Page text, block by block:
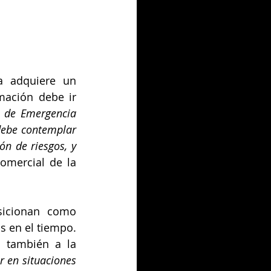
adquiere un
debe ir
Emergencia
contemplar
de riesgos, y
de la
como
en el tiempo.
también a la
en situaciones